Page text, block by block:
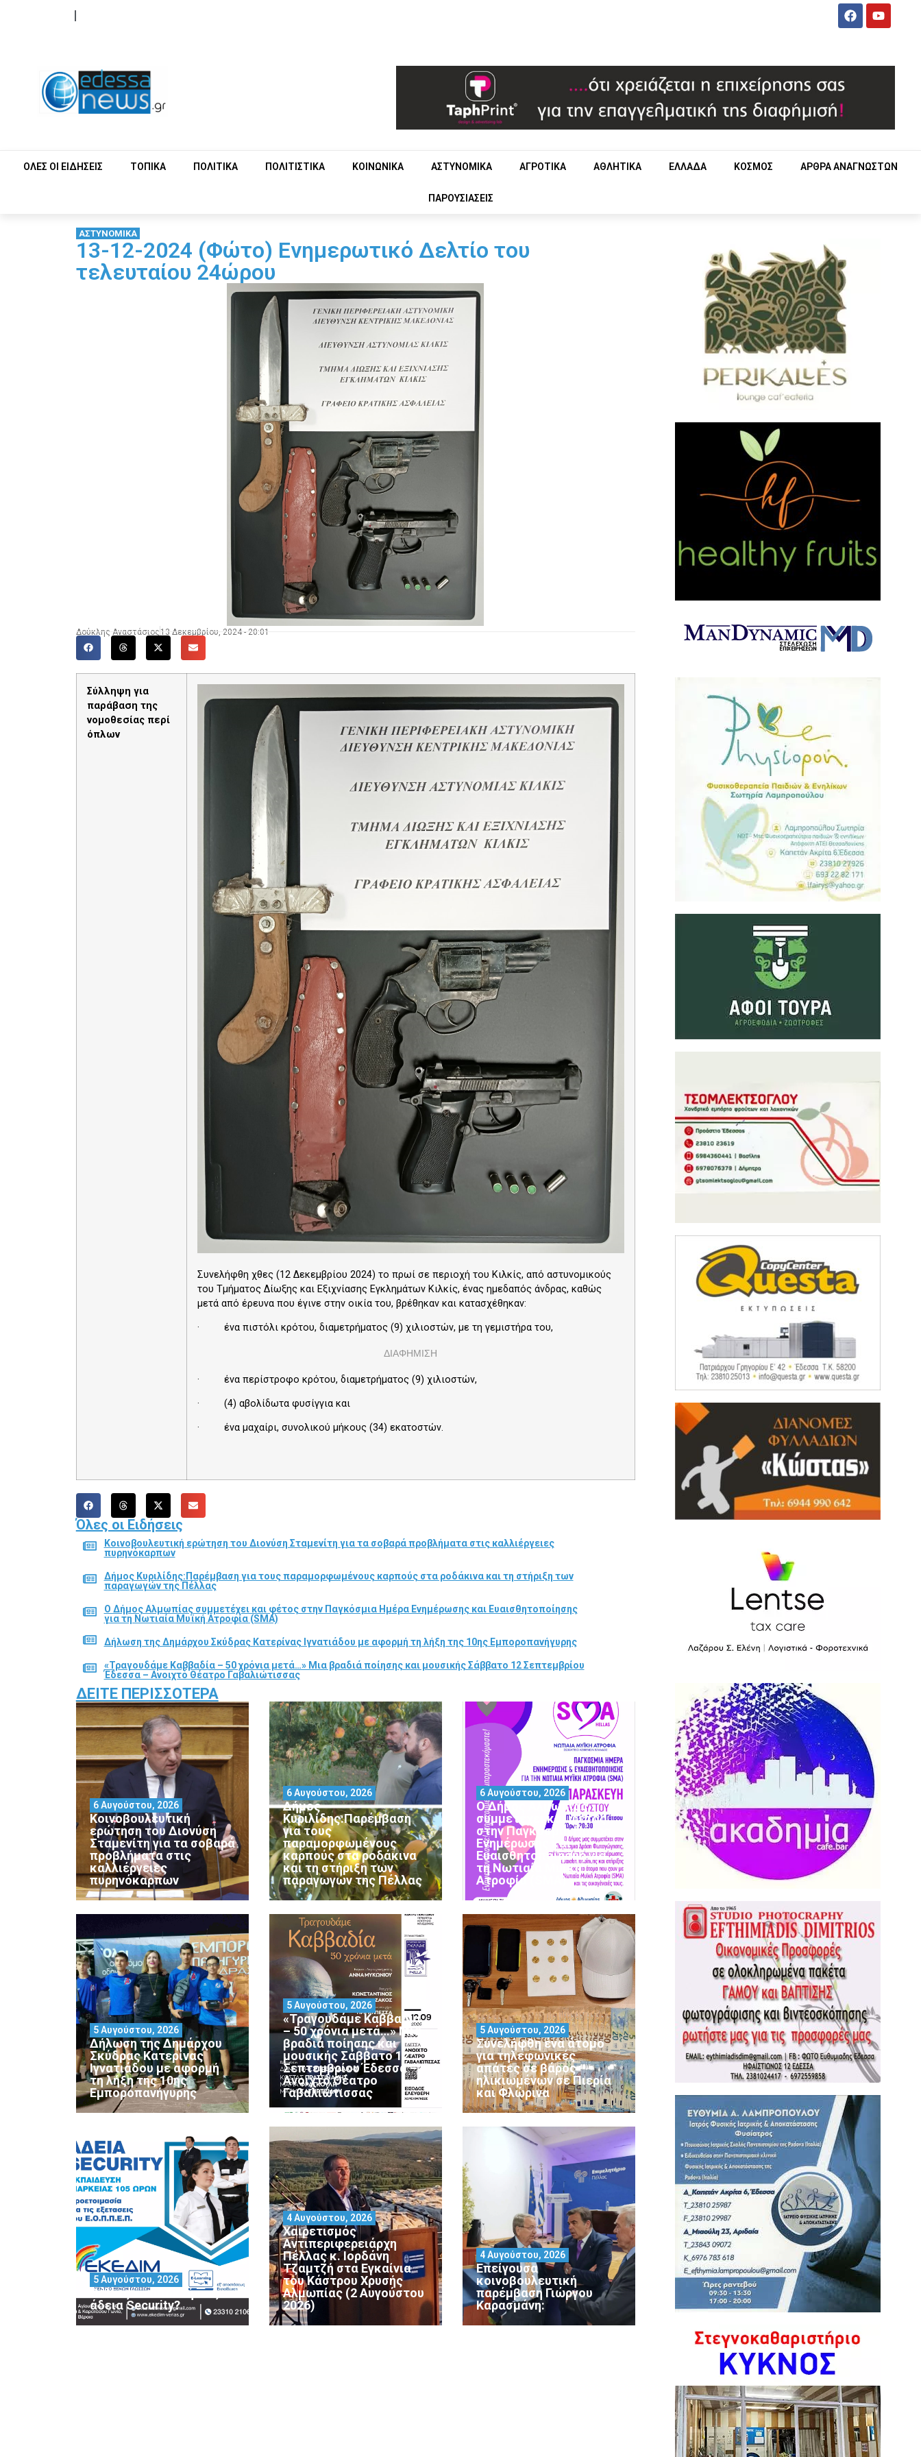
ΟΛΕΣ ΟΙ ΕΙΔΗΣΕΙΣ ΤΟΠΙΚΑ ΠΟΛΙΤΙΚΑ ΠΟΛΙΤΙΣΤΙΚΑ ΚΟΙΝΩΝΙΚΑ ΑΣΤΥΝΟΜΙΚΑ ΑΓΡΟΤΙΚΑ ΑΘΛΗΤΙΚΑ ΕΛΛΑΔΑ ΚΟΣΜΟΣ ΑΡΘΡΑ ΑΝΑΓΝΩΣΤΩΝ
ΠΑΡΟΥΣΙΑΣΕΙΣ
ΑΣΤΥΝΟΜΙΚΑ
13-12-2024 (Φώτο) Ενημερωτικό Δελτίο του
τελευταίου 24ώρου
Δούκλης Αναστάσιος 13 Δεκεμβρίου, 2024 - 20:01
Σύλληψη για
παράβαση της
νομοθεσίας περί
όπλων
Συνελήφθη χθες (12 Δεκεμβρίου 2024) το πρωί σε περιοχή του Κιλκίς, από αστυνομικούς
του Τμήματος Δίωξης και Εξιχνίασης Εγκλημάτων Κιλκίς, ένας ημεδαπός άνδρας, καθώς
μετά από έρευνα που έγινε στην οικία του, βρέθηκαν και κατασχέθηκαν:
· ένα πιστόλι κρότου, διαμετρήματος (9) χιλιοστών, με τη γεμιστήρα του,
ΔΙΑΦΗΜΙΣΗ
· ένα περίστροφο κρότου, διαμετρήματος (9) χιλιοστών,
· (4) αβολίδωτα φυσίγγια και
· ένα μαχαίρι, συνολικού μήκους (34) εκατοστών.
Όλες οι Ειδήσεις
Κοινοβουλευτική ερώτηση του Διονύση Σταμενίτη για τα σοβαρά προβλήματα στις καλλιέργειες
πυρηνόκαρπων
Δήμος Κυριλίδης:Παρέμβαση για τους παραμορφωμένους καρπούς στα ροδάκινα και τη στήριξη των
παραγωγών της Πέλλας
Ο Δήμος Αλμωπίας συμμετέχει και φέτος στην Παγκόσμια Ημέρα Ενημέρωσης και Ευαισθητοποίησης
για τη Νωτιαία Μυϊκή Ατροφία (SMA)
Δήλωση της Δημάρχου Σκύδρας Κατερίνας Ιγνατιάδου με αφορμή τη λήξη της 10ης Εμποροπανήγυρης
«Τραγουδάμε Καββαδία – 50 χρόνια μετά…» Μια βραδιά ποίησης και μουσικής Σάββατο 12 Σεπτεμβρίου
Έδεσσα – Ανοιχτό Θέατρο Γαβαλιώτισσας
ΔΕΊΤΕ ΠΕΡΙΣΣΌΤΕΡΑ
Κοινοβουλευτική
ερώτηση του Διονύση
Σταμενίτη για τα σοβαρά
προβλήματα στις
καλλιέργειες
πυρηνόκαρπων
6 Αυγούστου, 2026
Δήμος
Κυριλίδης:Παρέμβαση
για τους
παραμορφωμένους
καρπούς στα ροδάκινα
και τη στήριξη των
παραγωγών της Πέλλας
6 Αυγούστου, 2026
Ο Δήμος Αλμωπίας
συμμετέχει και φέτος
στην Παγκόσμια Ημέρα
Ενημέρωσης και
Ευαισθητοποίησης για
τη Νωτιαία Μυϊκή
Ατροφία (SMA)
6 Αυγούστου, 2026
Δήλωση της Δημάρχου
Σκύδρας Κατερίνας
Ιγνατιάδου με αφορμή
τη λήξη της 10ης
Εμποροπανήγυρης
5 Αυγούστου, 2026
«Τραγουδάμε Καββαδία
– 50 χρόνια μετά…» Μια
βραδιά ποίησης και
μουσικής Σάββατο 12
Σεπτεμβρίου Έδεσσα –
Ανοιχτό Θέατρο
Γαβαλιώτισσας
5 Αυγούστου, 2026
Συνελήφθη ένα άτομο
για τηλεφωνικές
απάτες σε βάρος
ηλικιωμένων σε Πιερία
και Φλώρινα
5 Αυγούστου, 2026
Θέλεις να αποκτήσεις
άδεια Security?
5 Αυγούστου, 2026
Χαιρετισμός
Αντιπεριφερειάρχη
Πέλλας κ. Ιορδάνη
Τζαμτζή στα Εγκαίνια
του Κάστρου Χρυσής
Αλμωπίας (2 Αυγούστου
2026)
4 Αυγούστου, 2026
Επείγουσα
κοινοβουλευτική
παρέμβαση Γιώργου
Καρασμάνη:
4 Αυγούστου, 2026